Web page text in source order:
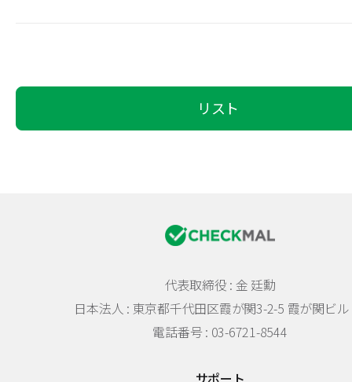
リスト
代表取締役 : 金 廷勳
日本法人 : 東京都千代田区霞が関3-2-5 霞が関ビル
電話番号 : 03-6721-8544
サポート